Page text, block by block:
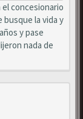
concesionario
busque la vida y
y pase
nada de